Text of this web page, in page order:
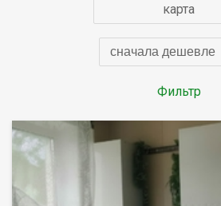
карта
сначала дешевле
Фильтр